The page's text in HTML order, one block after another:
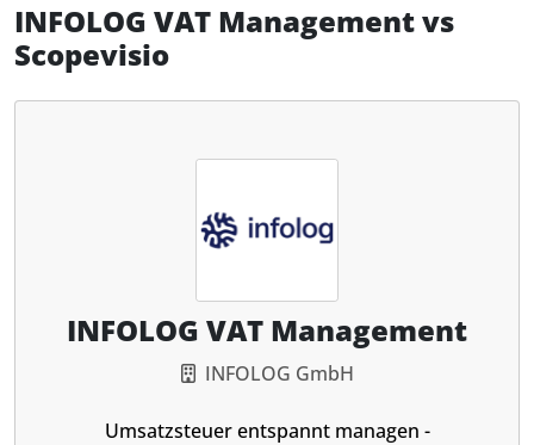
INFOLOG VAT Managementvs
Scopevisio
INFOLOG VAT Management
INFOLOG GmbH
Umsatzsteuer entspannt managen -